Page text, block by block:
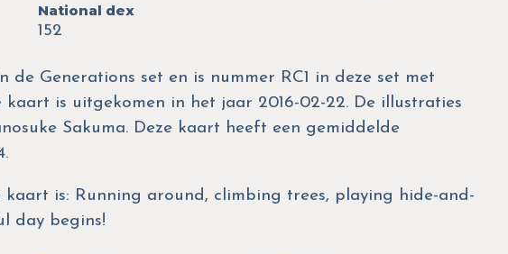
National dex
152
Generations set en is nummer RC1 in deze set met
kaart is uitgekomen in het jaar 2016-02-22. De illustraties
Sakuma. Deze kaart heeft een gemiddelde
kaart is: Running around, climbing trees, playing hide-and-
day begins!